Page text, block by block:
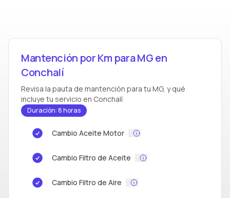
Mantención por Km para MG en
Conchalí
Revisa la pauta de mantención para tu MG, y qué
incluye tu servicio en Conchalí
Duración: 8 horas
Cambio Aceite Motor
Cambio Filtro de Aceite
Cambio Filtro de Aire